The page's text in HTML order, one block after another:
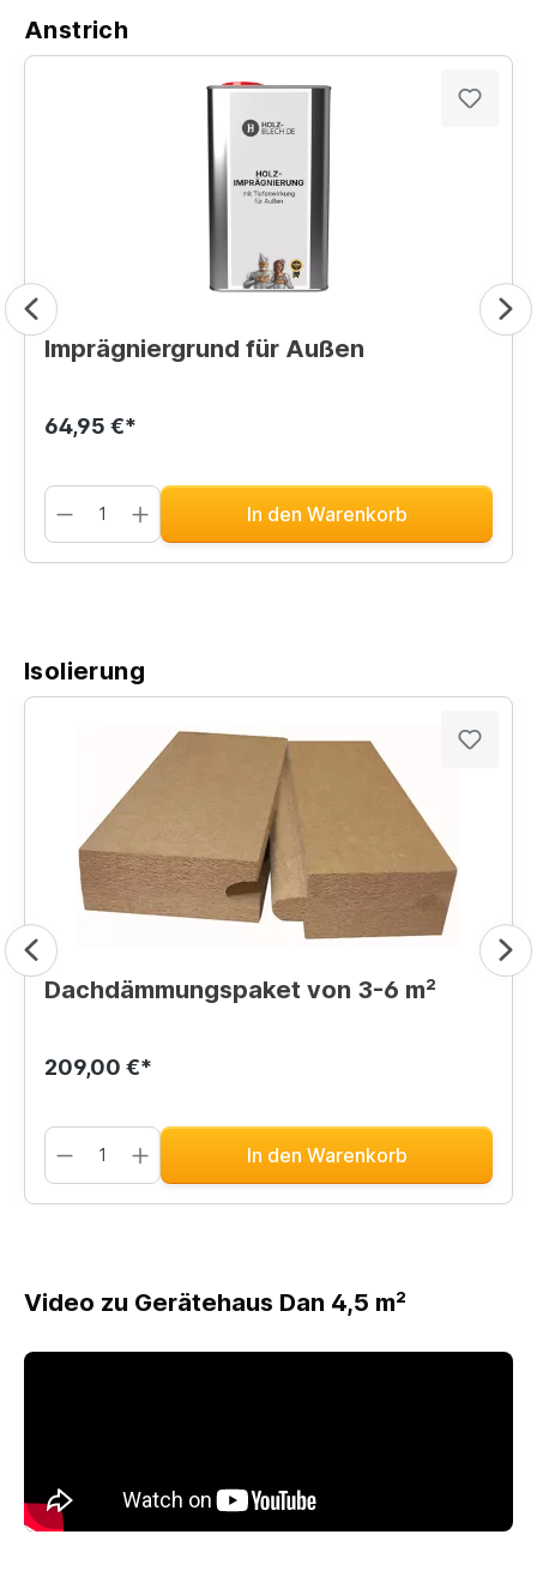
Anstrich
Imprägniergrund für Außen
64,95 €*
In den Warenkorb
Isolierung
Dachdämmungspaket von 3-6 m²
209,00 €*
In den Warenkorb
Video zu Gerätehaus Dan 4,5 m²